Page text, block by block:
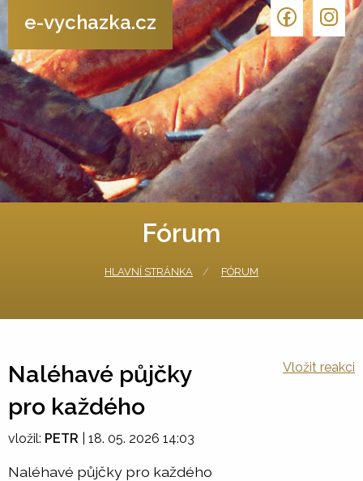
e-vychazka.cz
Fórum
HLAVNÍ STRÁNKA FÓRUM
Naléhavé půjčky
pro každého
Vložit reakci
vložil: PETR 18. 05. 2026 14:03
Naléhavé půjčky pro každého